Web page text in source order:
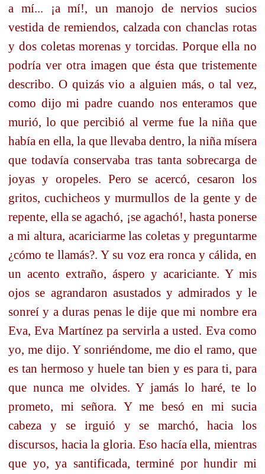
a mí... ¡a mí!, un manojo de nervios sucios
vestida de remiendos, calzada con chanclas rotas
y dos coletas morenas y torcidas. Porque ella no
podría ver otra imagen que ésta que tristemente
describo. O quizás vio a alguien más, o tal vez,
como dijo mi padre cuando nos enteramos que
murió, lo que percibió al verme fue la niña que
había en ella, la que llevaba dentro, la niña mísera
que todavía conservaba tras tanta sobrecarga de
joyas y oropeles. Pero se acercó, cesaron los
gritos, cuchicheos y murmullos de la gente y de
repente, ella se agachó, ¡se agachó!, hasta ponerse
a mi altura, acariciarme las coletas y preguntarme
¿cómo te llamás?. Y su voz era ronca y cálida, en
un acento extraño, áspero y acariciante. Y mis
ojos se agrandaron asustados y admirados y le
sonreí y a duras penas le dije que mi nombre era
Eva, Eva Martínez pa servirla a usted. Eva como
yo, me dijo. Y sonriéndome, me dio el ramo, que
es tan hermoso y huele tan bien y es para ti, para
que nunca me olvides. Y jamás lo haré, te lo
prometo, mi señora. Y me besó en mi sucia
cabeza y se irguió y se marchó, hacia los
discursos, hacia la gloria. Eso hacía ella, mientras
que yo, ya santificada, terminé por hundir mi